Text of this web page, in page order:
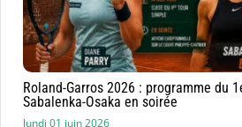
Roland-Garros 2026 : programme du
Sabalenka-Osaka en soirée
lundi 01 juin 2026